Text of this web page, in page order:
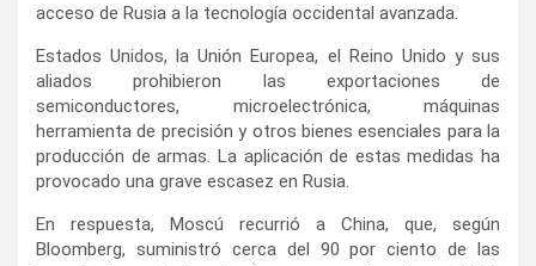
acceso de Rusia a la tecnología occidental avanzada.
Estados Unidos, la Unión Europea, el Reino Unido y sus
aliados prohibieron las exportaciones de
semiconductores, microelectrónica, máquinas
herramienta de precisión y otros bienes esenciales para la
producción de armas. La aplicación de estas medidas ha
provocado una grave escasez en Rusia.
En respuesta, Moscú recurrió a China, que, según
Bloomberg, suministró cerca del 90 por ciento de las